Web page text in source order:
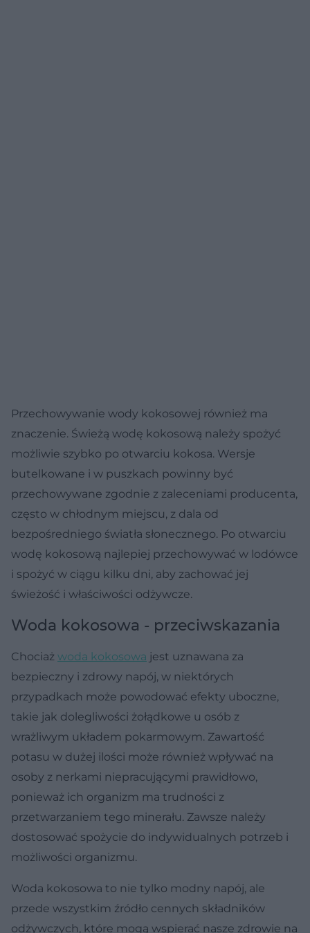
Przechowywanie wody kokosowej również ma
znaczenie. Świeżą wodę kokosową należy spożyć
możliwie szybko po otwarciu kokosa. Wersje
butelkowane i w puszkach powinny być
przechowywane zgodnie z zaleceniami producenta,
często w chłodnym miejscu, z dala od
bezpośredniego światła słonecznego. Po otwarciu
wodę kokosową najlepiej przechowywać w lodówce
i spożyć w ciągu kilku dni, aby zachować jej
świeżość i właściwości odżywcze.
Woda kokosowa - przeciwskazania
Chociaż woda kokosowa jest uznawana za
bezpieczny i zdrowy napój, w niektórych
przypadkach może powodować efekty uboczne,
takie jak dolegliwości żołądkowe u osób z
wrażliwym układem pokarmowym. Zawartość
potasu w dużej ilości może również wpływać na
osoby z nerkami niepracującymi prawidłowo,
ponieważ ich organizm ma trudności z
przetwarzaniem tego minerału. Zawsze należy
dostosować spożycie do indywidualnych potrzeb i
możliwości organizmu.
Woda kokosowa to nie tylko modny napój, ale
przede wszystkim źródło cennych składników
odżywczych, które mogą wspierać nasze zdrowie na